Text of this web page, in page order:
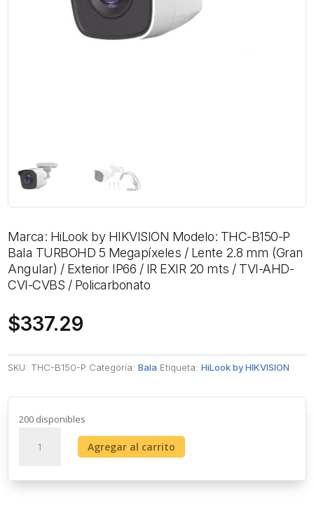
Marca: HiLook by HIKVISION Modelo: THC-B150-P
Bala TURBOHD 5 Megapíxeles / Lente 2.8 mm (Gran
Angular) / Exterior IP66 / IR EXIR 20 mts / TVI-AHD-
CVI-CVBS / Policarbonato
$337.29
SKU: THC-B150-P Categoría:Bala Etiqueta:HiLook by HIKVISION
200 disponibles
TURBOHD
Megapíxeles
Agregar al carrito